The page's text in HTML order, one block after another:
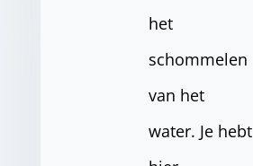
het
schommelen
van het
water. Je hebt